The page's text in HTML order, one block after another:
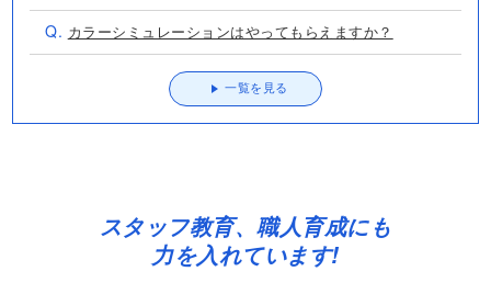
Q. カラーシミュレーションはやってもらえますか？
一覧を見る
スタッフ教育、職人育成にも
力を入れています!